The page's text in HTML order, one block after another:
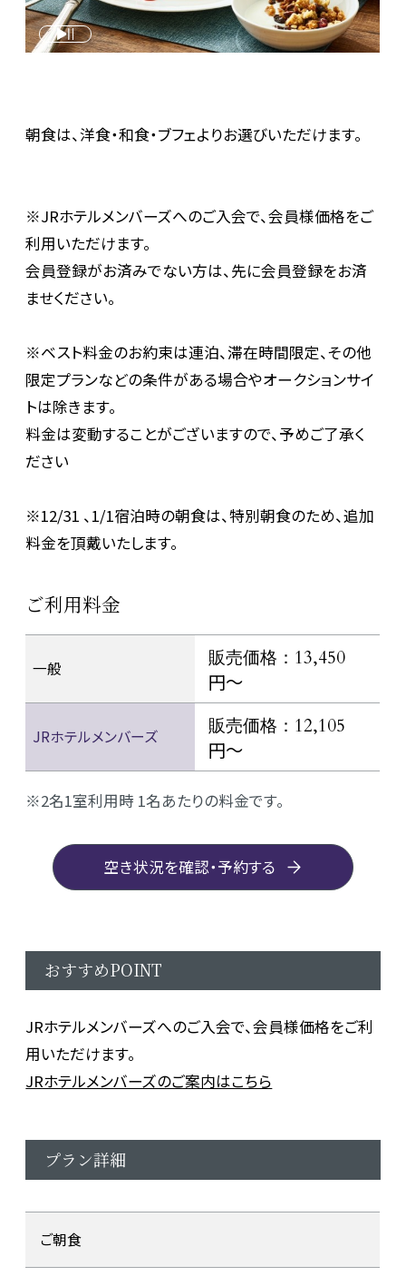
朝食は、洋食・和食・ブフェよりお選びいただけます。
※JRホテルメンバーズへのご入会で、会員様価格をご
利用いただけます。
会員登録がお済みでない方は、先に会員登録をお済
ませください。
※ベスト料金のお約束は連泊、滞在時間限定、その他
限定プランなどの条件がある場合やオークションサイ
トは除きます。
料金は変動することがございますので、予めご了承く
ださい
※12/31 、1/1宿泊時の朝食は、特別朝食のため、追加
料金を頂戴いたします。
ご利用料金
一般 販売価格：13,450
円〜
JRホテルメンバーズ 販売価格：12,105
円〜
2名1室利用時 1名あたりの料金です。
空き状況を確認・予約する
おすすめPOINT
JRホテルメンバーズへのご入会で、会員様価格をご利
用いただけます。
JRホテルメンバーズのご案内はこちら
プラン詳細
ご朝食